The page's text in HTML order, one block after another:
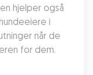
hjelper også
i
når de
for dem.